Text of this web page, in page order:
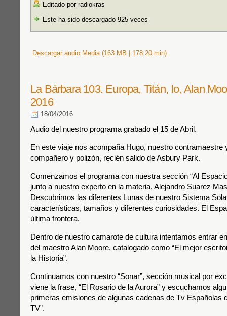
Editado por radiokras
Este ha sido descargado 925 veces
Descargar audio Media (163 MB | 178:20 min)
La Bárbara 103. Europa, Titán, Io, Alan
2016
18/04/2016
Audio del nuestro programa grabado el 15 de Abril.
En este viaje nos acompaña Hugo, nuestro contramaestre
compañero y polizón, recién salido de Asbury Park.
Comenzamos el programa con nuestra sección “Al
junto a nuestro experto en la materia, Alejandro Suarez
Descubrimos las diferentes Lunas de nuestro Sistema
características, tamaños y diferentes curiosidades. El
última frontera.
Dentro de nuestro camarote de cultura intentamos entrar
del maestro Alan Moore, catalogado como “El mejor
la Historia”.
Continuamos con nuestro “Sonar”, sección musical por
viene la frase, “El Rosario de la Aurora” y escuchamos
primeras emisiones de algunas cadenas de Tv Españolas
TV”.